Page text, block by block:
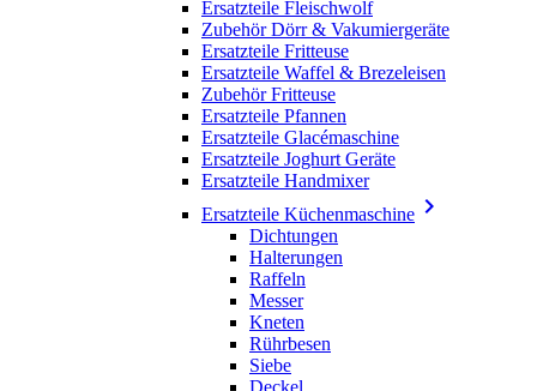
Ersatzteile Fleischwolf
Zubehör Dörr & Vakumiergeräte
Ersatzteile Fritteuse
Ersatzteile Waffel & Brezeleisen
Zubehör Fritteuse
Ersatzteile Pfannen
Ersatzteile Glacémaschine
Ersatzteile Joghurt Geräte
Ersatzteile Handmixer
Ersatzteile Küchenmaschine 
Dichtungen
Halterungen
Raffeln
Messer
Kneten
Rührbesen
Siebe
Deckel